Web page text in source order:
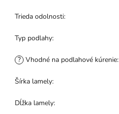
Trieda odolnosti:
Typ podlahy:
? Vhodné na podlahové kúrenie:
Šírka lamely:
Dĺžka lamely: